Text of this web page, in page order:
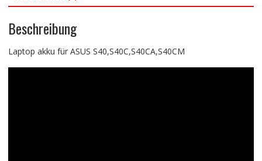
Beschreibung
Laptop akku für ASUS S40,S40C,S40CA,S40CM